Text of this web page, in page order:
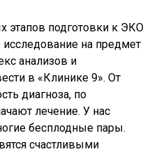
этапов подготовки к ЭКО
исследование на предмет
анализов и
в «Клинике 9». От
диагноза, по
лечение. У нас
бесплодные пары.
счастливыми